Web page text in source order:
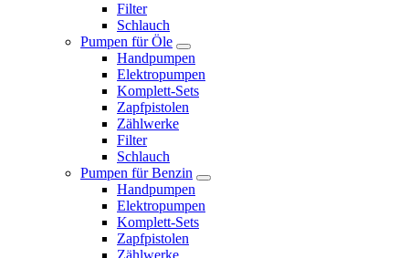
Filter
Schlauch
Pumpen für Öle
Handpumpen
Elektropumpen
Komplett-Sets
Zapfpistolen
Zählwerke
Filter
Schlauch
Pumpen für Benzin
Handpumpen
Elektropumpen
Komplett-Sets
Zapfpistolen